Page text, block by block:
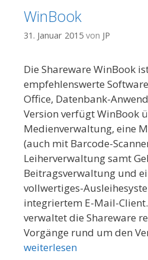
WinBook
31. Januar 2015 von JP
Die Shareware WinBook
empfehlenswerte
Office, Datenbank-
Version verfügt WinBook
Medienverwaltung, eine
(auch mit Barcode-
Leiherverwaltung samt
Beitragsverwaltung und
vollwertiges-
integriertem E-Mail-
verwaltet die Shareware
Vorgänge rund um den
weiterlesen